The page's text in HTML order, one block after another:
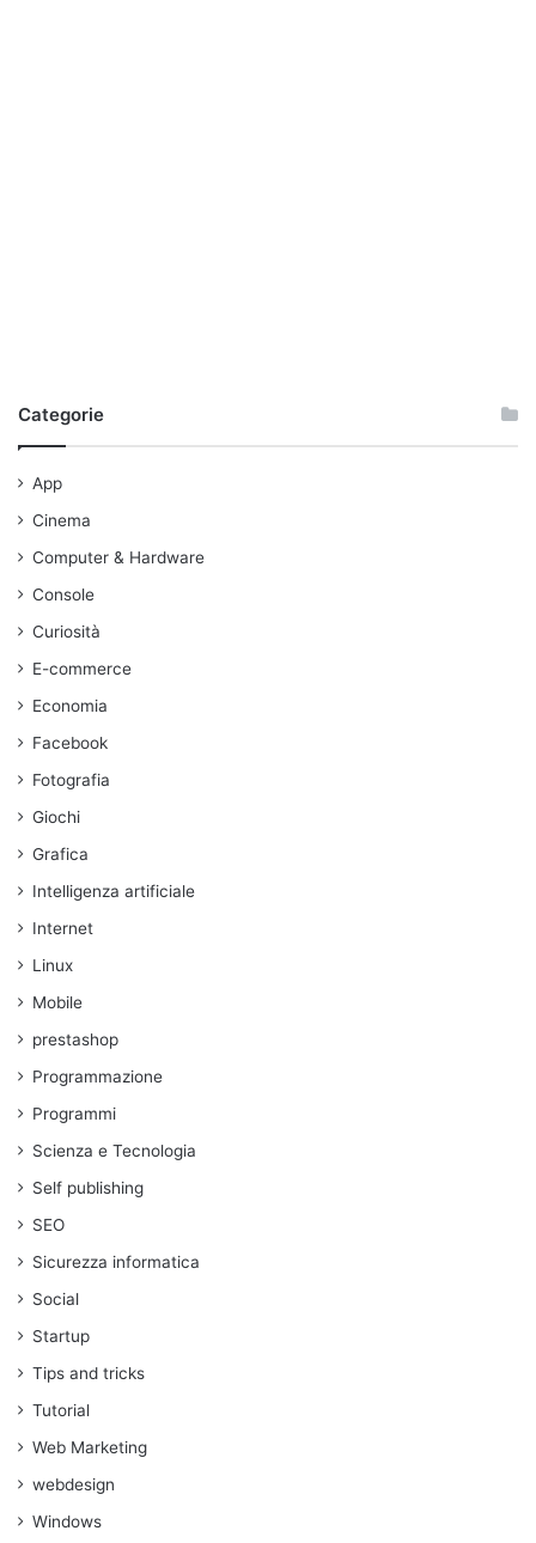
Categorie
App
Cinema
Computer & Hardware
Console
Curiosità
E-commerce
Economia
Facebook
Fotografia
Giochi
Grafica
Intelligenza artificiale
Internet
Linux
Mobile
prestashop
Programmazione
Programmi
Scienza e Tecnologia
Self publishing
SEO
Sicurezza informatica
Social
Startup
Tips and tricks
Tutorial
Web Marketing
webdesign
Windows